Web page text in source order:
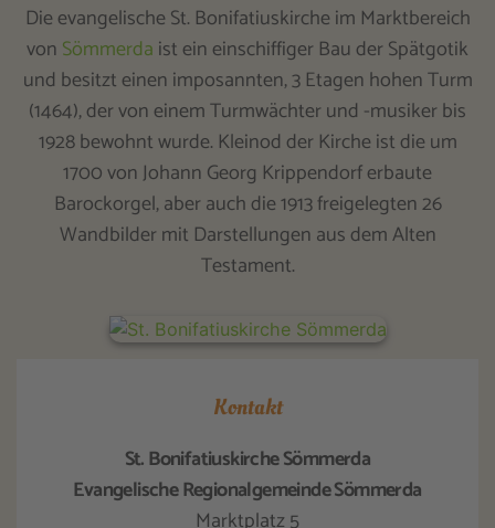
Die evangelische St. Bonifatiuskirche im Marktbereich
von Sömmerda ist ein einschiffiger Bau der Spätgotik
und besitzt einen imposannten, 3 Etagen hohen Turm
(1464), der von einem Turmwächter und -musiker bis
1928 bewohnt wurde. Kleinod der Kirche ist die um
1700 von Johann Georg Krippendorf erbaute
Barockorgel, aber auch die 1913 freigelegten 26
Wandbilder mit Darstellungen aus dem Alten
Testament.
Kontakt
St. Bonifatiuskirche Sömmerda
Evangelische Regionalgemeinde Sömmerda
Marktplatz 5